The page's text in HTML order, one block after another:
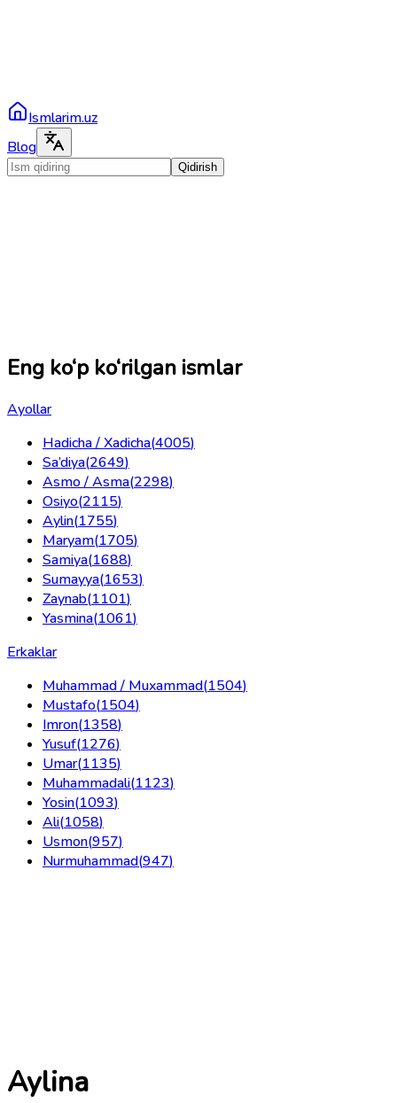
Ismlarim.uz
Blog
Qidirish
Eng ko‘p ko‘rilgan ismlar
Ayollar
Hadicha / Xadicha(4005)
Sa’diya(2649)
Asmo / Asma(2298)
Osiyo(2115)
Aylin(1755)
Maryam(1705)
Samiya(1688)
Sumayya(1653)
Zaynab(1101)
Yasmina(1061)
Erkaklar
Muhammad / Muxammad(1504)
Mustafo(1504)
Imron(1358)
Yusuf(1276)
Umar(1135)
Muhammadali(1123)
Yosin(1093)
Ali(1058)
Usmon(957)
Nurmuhammad(947)
Aylina